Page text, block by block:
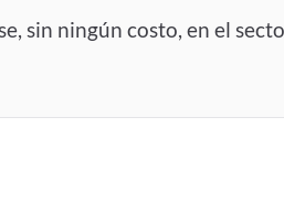
sin ningún costo, en el